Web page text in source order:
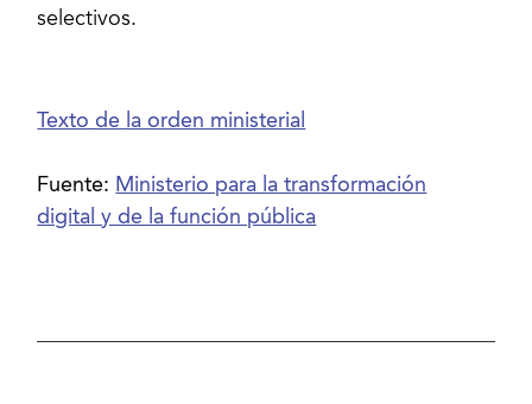
selectivos.
Texto de la orden ministerial
Fuente: Ministerio para la transformación
digital y de la función pública